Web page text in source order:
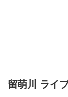
留萌川 ライ